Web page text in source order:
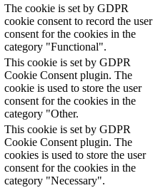
The cookie is set by GDPR
cookie consent to record the user
consent for the cookies in the
category "Functional".
This cookie is set by GDPR
Cookie Consent plugin. The
cookie is used to store the user
consent for the cookies in the
category "Other.
This cookie is set by GDPR
Cookie Consent plugin. The
cookies is used to store the user
consent for the cookies in the
category "Necessary".